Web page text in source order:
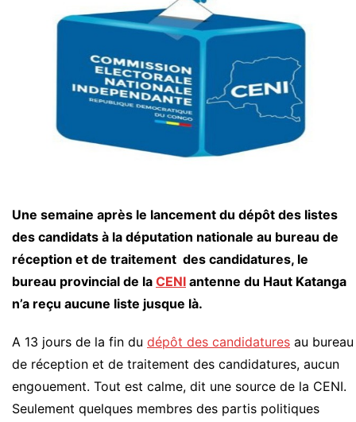
Une semaine après le lancement du dépôt des listes
des candidats à la députation nationale au bureau de
réception et de traitement des candidatures, le
bureau provincial de la CENI antenne du Haut Katanga
n’a reçu aucune liste jusque là.
A 13 jours de la fin du dépôt des candidatures au bureau
de réception et de traitement des candidatures, aucun
engouement. Tout est calme, dit une source de la CENI.
Seulement quelques membres des partis politiques